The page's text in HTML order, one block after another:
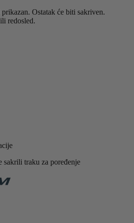
Ostatak će biti sakriven.
redosled.
sakrili traku za poređenje